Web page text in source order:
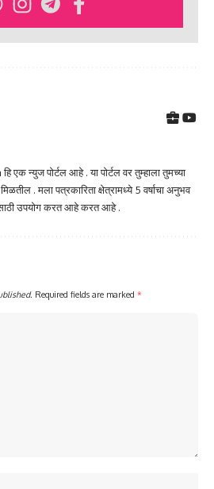
हि एक न्युज पोर्टल आहे . या पोर्टल वर तुम्हाला तुमच्या
. मला पत्रकारिता क्षेत्रामध्ये 5 वर्षाचा अनुभव
उपयोग करत आहे करत आहे .
Required fields are marked *